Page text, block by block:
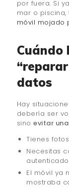
por fuera. Si
mar o
móvil mojado
Cuándo
datos
Hay
debería ser
sinoevitar
Tienes
Necesitas
El móvil ya
mostraba